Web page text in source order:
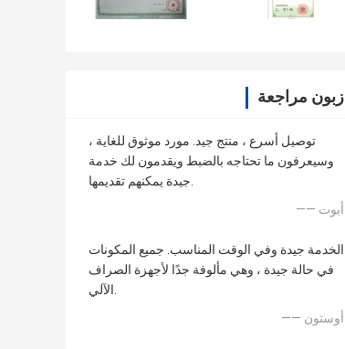
زبون مراجعة
توصيل أسرع ، منتج جيد. مورد موثوق للغاية ،
وسيعرفون ما تحتاجه بالضبط ويقدمون لك خدمة
جيدة يمكنهم تقديمها.
—— أبوت
الخدمة جيدة وفي الوقت المناسب. جميع المكونات
في حالة جيدة ، وهي مألوفة جدًا لأجهزة الصراف
الآلي.
—— أوستون